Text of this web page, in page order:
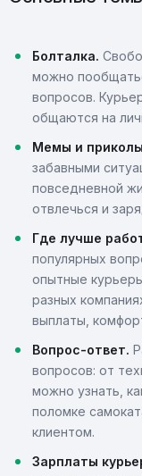
Болталка.
можно
вопросов.
общаются на
Мемы и
забавными
повседневной
отвлечься и
Где лучше
популярных
опытные
разных
выплаты,
Вопрос-ответ.
вопросов: от
можно узнать,
поломке
клиентом.
Зарплаты